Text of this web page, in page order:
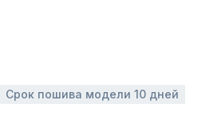
Срок пошива модели 10 дней